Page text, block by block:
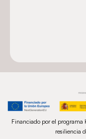
Financiado por el programa
resiliencia